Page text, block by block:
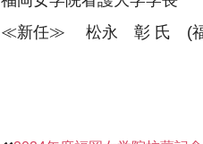
≪新任≫ 松永 彰 氏 (福岡